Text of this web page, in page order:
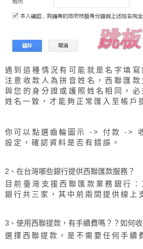
遇到這種情況有可能就是名字填
注意收款人為拼音姓名，西聯匯
與您的身分證或護照姓名相同，必
姓名一致，才能夠正常匯入至帳戶
你可以點選齒輪圖示 -> 付款 ->
設定，確認資料是否有錯誤。
2、在台灣哪些銀行提供西聯匯款服務？
目前臺灣支援西聯匯款業務銀行
銀行共三家，其中前兩間提供線上
3、使用西聯提款，有手續費嗎？？如何收
選擇西聯提款，是不需要任何手續